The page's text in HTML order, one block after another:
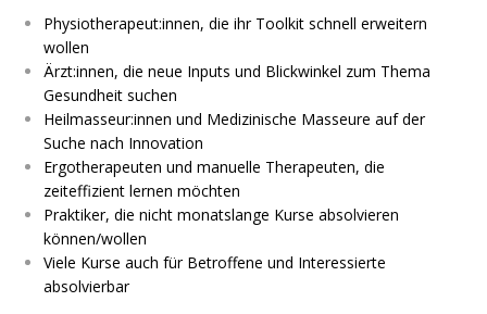
Physiotherapeut:innen, die ihr Toolkit schnell erweitern
wollen
Ärzt:innen, die neue Inputs und Blickwinkel zum Thema
Gesundheit suchen
Heilmasseur:innen und Medizinische Masseure auf der
Suche nach Innovation
Ergotherapeuten und manuelle Therapeuten, die
zeiteffizient lernen möchten
Praktiker, die nicht monatslange Kurse absolvieren
können/wollen
Viele Kurse auch für Betroffene und Interessierte
absolvierbar